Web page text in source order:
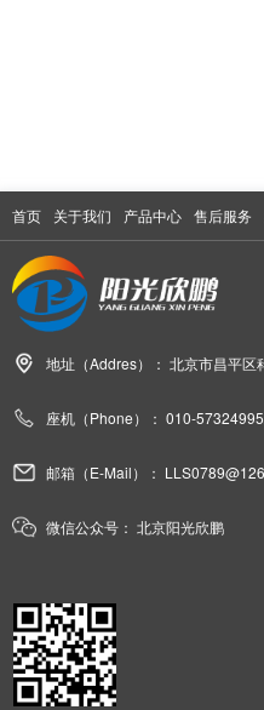
首页 关于我们 产品中心 售后服务
地址（Addres）： 北京市昌平区
座机（Phone）： 010-
邮箱（E-Mail）：
微信公众号： 北京阳光欣鹏